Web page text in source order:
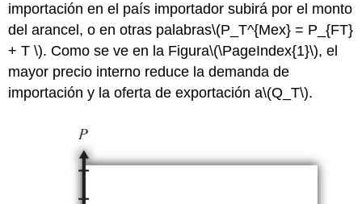
importación en el país importador subirá por el monto
del arancel, o en otras palabras\(P_T^{Mex} = P_{FT}
+ T \). Como se ve en la Figura\(\PageIndex{1}\), el
mayor precio interno reduce la demanda de
importación y la oferta de exportación a\(Q_T\).